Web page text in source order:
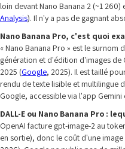
loin devant Nano Banana 2 (~1 260)
Analysis). Il n'y a pas de gagnant
Nano Banana Pro, c'est quoi
« Nano Banana Pro » est le surnom
génération et d'édition d'images
2025 (Google, 2025). Il est taillé
rendu de texte lisible et multilingue
Google, accessible via l'app Gemini
DALL-E ou Nano Banana Pro :
OpenAI facture gpt-image-2 au
en sortie), donc le coût d'une